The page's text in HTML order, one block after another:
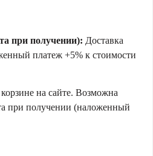
при получении): Доставка
платеж +5% к стоимости
корзине на сайте. Возможна
при получении (наложенный